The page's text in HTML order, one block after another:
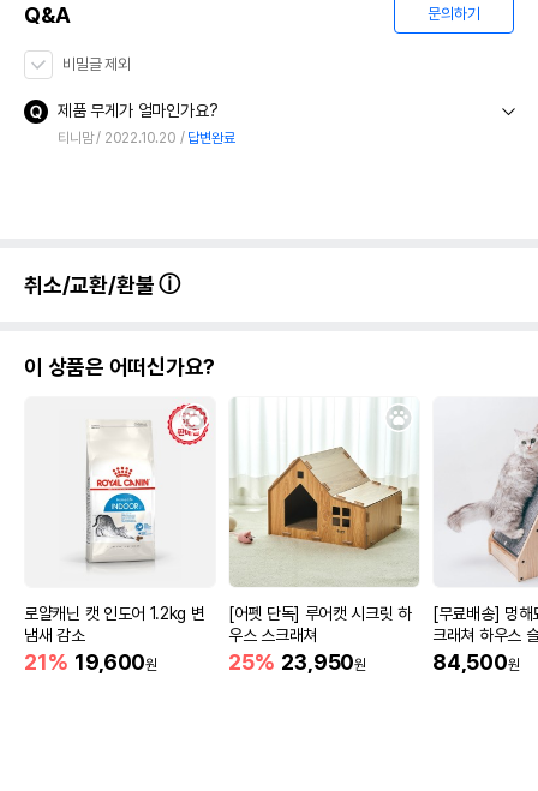
품명 및 모델명
법에 의한 인증,허가 등을
받았음을 확인할수 있는
경우 그에 대한 사항
제조국 또는 원산지 베트남
제조자,수입품의 경우
수입자를 함께 표기
제로원스페이스㈜
AS책임자와 전화번호
또는 소비자상담 관련
전화번호
어바웃펫//1644-9601
Q&A 문의하기
비밀글 제외
제품 무게가 얼마인가요?
티니맘 2022.10.20 답변완료
취소/교환/환불
이 상품은 어떠신가요?
로얄캐닌 캣 인도어 1.2kg 변
냄새 감소
21% 19,600원
[어펫 단독] 루어캣 시크릿 하
우스 스크래쳐
25% 23,950원
[무료배송] 멍해
크래쳐 하우스
84,500원